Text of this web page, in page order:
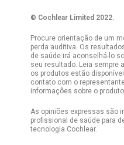
© Cochlear Limited 2022.
Procure orientação de um
perda auditiva. Os
de saúde irá aconselhá-lo
seu resultado. Leia sempre
os produtos estão
contato com o
informações sobre o
As opiniões expressas são
profissional de saúde para
tecnologia Cochlear.